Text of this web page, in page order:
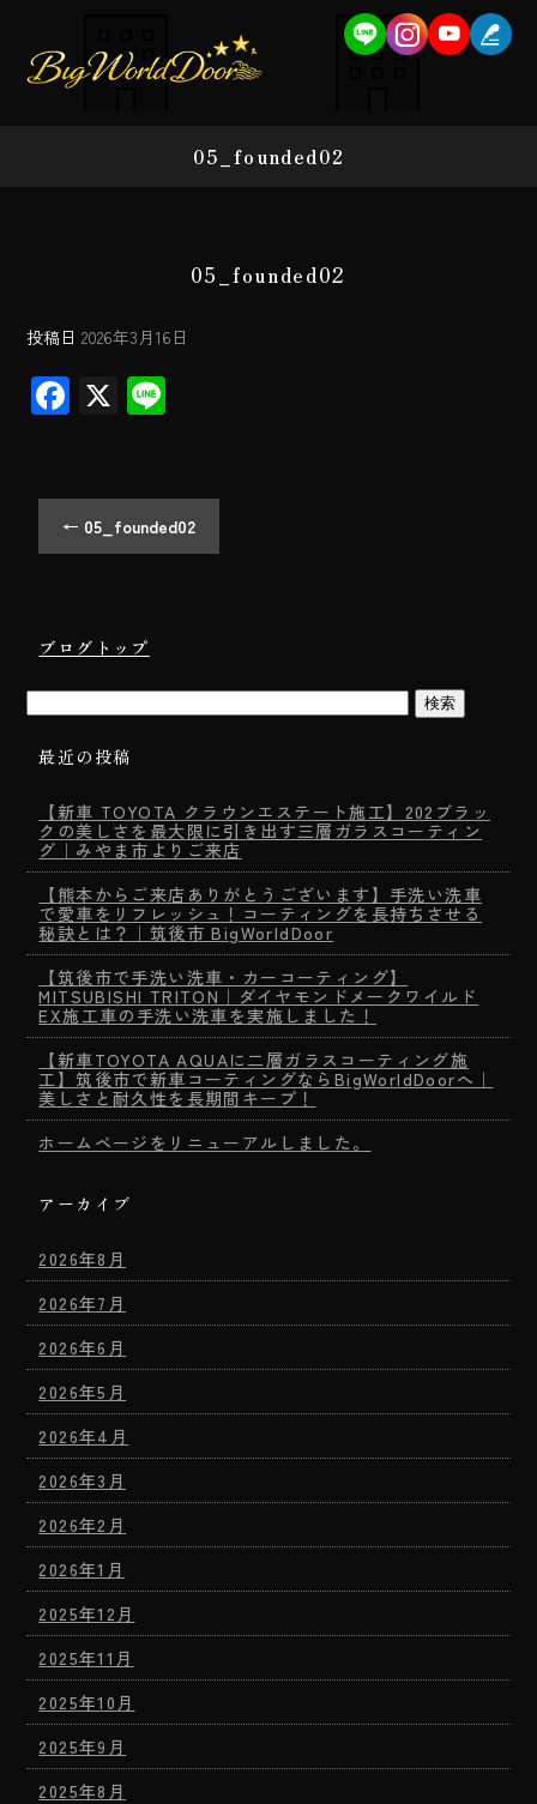
05_founded02
05_founded02
投稿日 2026年3月16日
F
b
o
X
← 05_founded02
ブログトップ
最近の投稿
【新車 TOYOTA クラウンエステート施工】202ブラッ
クの美しさを最大限に引き出す三層ガラスコーティン
グ｜みやま市よりご来店
【熊本からご来店ありがとうございます】手洗い洗車
で愛車をリフレッシュ！コーティングを長持ちさせる
秘訣とは？｜筑後市 BigWorldDoor
【筑後市で手洗い洗車・カーコーティング】
MITSUBISHI TRITON｜ダイヤモンドメークワイルド
EX施工車の手洗い洗車を実施しました！
【新車TOYOTA AQUAに二層ガラスコーティング施
工】筑後市で新車コーティングならBigWorldDoorへ｜
美しさと耐久性を長期間キープ！
ホームページをリニューアルしました。
アーカイブ
2026年8月
2026年7月
2026年6月
2026年5月
2026年4月
2026年3月
2026年2月
2026年1月
2025年12月
2025年11月
2025年10月
2025年9月
2025年8月